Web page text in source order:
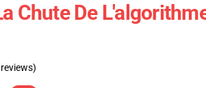
Chute De